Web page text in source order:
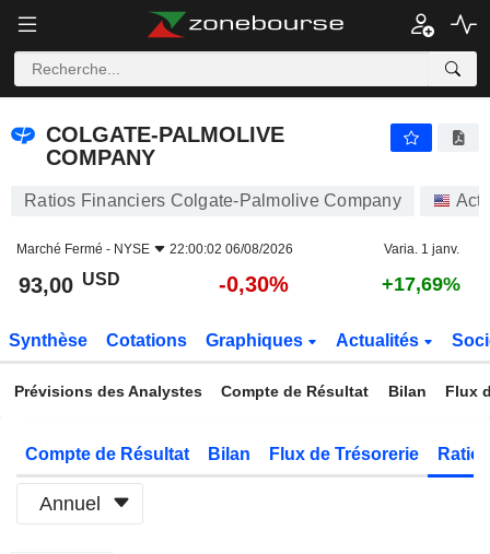
COLGATE-PALMOLIVE
COMPANY
Ratios Financiers Colgate-Palmolive Company
Marché Fermé - NYSE 22:00:02 06/08/2026 Varia. 1 janv.
93,00 USD -0,30% +17,69%
Synthèse Cotations Graphiques Actualités
Prévisions des Analystes Compte de Résultat Bilan Flux
Compte de Résultat Bilan Flux de Trésorerie
Annuel